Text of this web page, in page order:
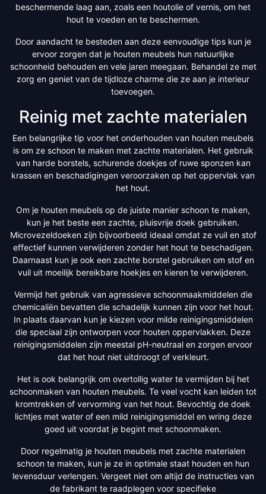
beschermende laag aan, zoals een houtolie of vernis, om het
hout te voeden en te beschermen.
Door aandacht te besteden aan deze eenvoudige tips kun je
ervoor zorgen dat je houten meubels hun natuurlijke
schoonheid behouden en vele jaren meegaan. Behandel ze met
zorg en geniet van de tijdloze charme die ze aan je interieur
toevoegen.
Reinig met zachte materialen
Een belangrijke tip voor het onderhouden van houten meubels
is om ze schoon te maken met zachte materialen. Het gebruik
van harde borstels, schurende doekjes of ruwe sponzen kan
krassen en beschadigingen veroorzaken op het oppervlak van
het hout.
Om je houten meubels op de juiste manier schoon te maken,
kun je het beste een zachte, pluisvrije doek gebruiken.
Microvezeldoeken zijn bijvoorbeeld ideaal omdat ze vuil en stof
effectief kunnen verwijderen zonder het hout te beschadigen.
Daarnaast kun je ook een zachte borstel gebruiken om stof en
vuil uit moeilijk bereikbare hoekjes en kieren te verwijderen.
Vermijd het gebruik van agressieve schoonmaakmiddelen die
chemicaliën bevatten die schadelijk kunnen zijn voor het hout.
In plaats daarvan kun je kiezen voor milde reinigingsmiddelen
die speciaal zijn ontworpen voor houten oppervlakken. Deze
reinigingsmiddelen zijn meestal pH-neutraal en zorgen ervoor
dat het hout niet uitdroogt of verkleurt.
Het is ook belangrijk om overtollig water te vermijden bij het
schoonmaken van houten meubels. Te veel vocht kan leiden tot
kromtrekken of vervorming van het hout. Bevochtig de doek
lichtjes met water of een mild reinigingsmiddel en wring deze
goed uit voordat je begint met schoonmaken.
Door regelmatig je houten meubels met zachte materialen
schoon te maken, kun je ze in optimale staat houden en hun
levensduur verlengen. Vergeet niet om altijd de instructies van
de fabrikant te raadplegen voor specifieke